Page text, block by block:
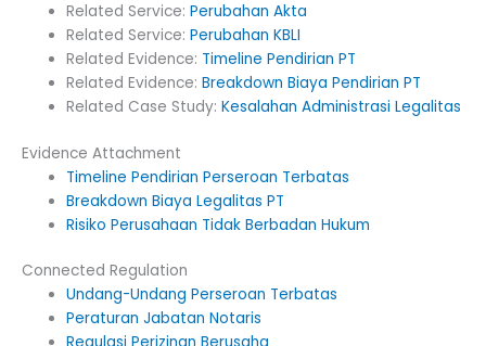
Related Service:Perubahan Akta
Related Service:Perubahan KBLI
Related Evidence: Timeline Pendirian PT
Related Evidence:Breakdown Biaya Pendirian PT
Related Case Study:Kesalahan Administrasi Legalitas
Evidence Attachment
Timeline Pendirian Perseroan Terbatas
Breakdown Biaya Legalitas PT
Risiko Perusahaan Tidak Berbadan Hukum
Connected Regulation
Undang-Undang Perseroan Terbatas
Peraturan Jabatan Notaris